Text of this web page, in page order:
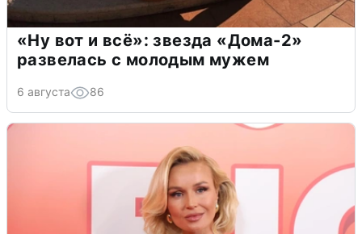
«Ну вот и всё»: звезда «Дома-2»
развелась с молодым мужем
6 августа 86